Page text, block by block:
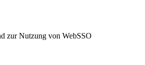
zur Nutzung von WebSSO